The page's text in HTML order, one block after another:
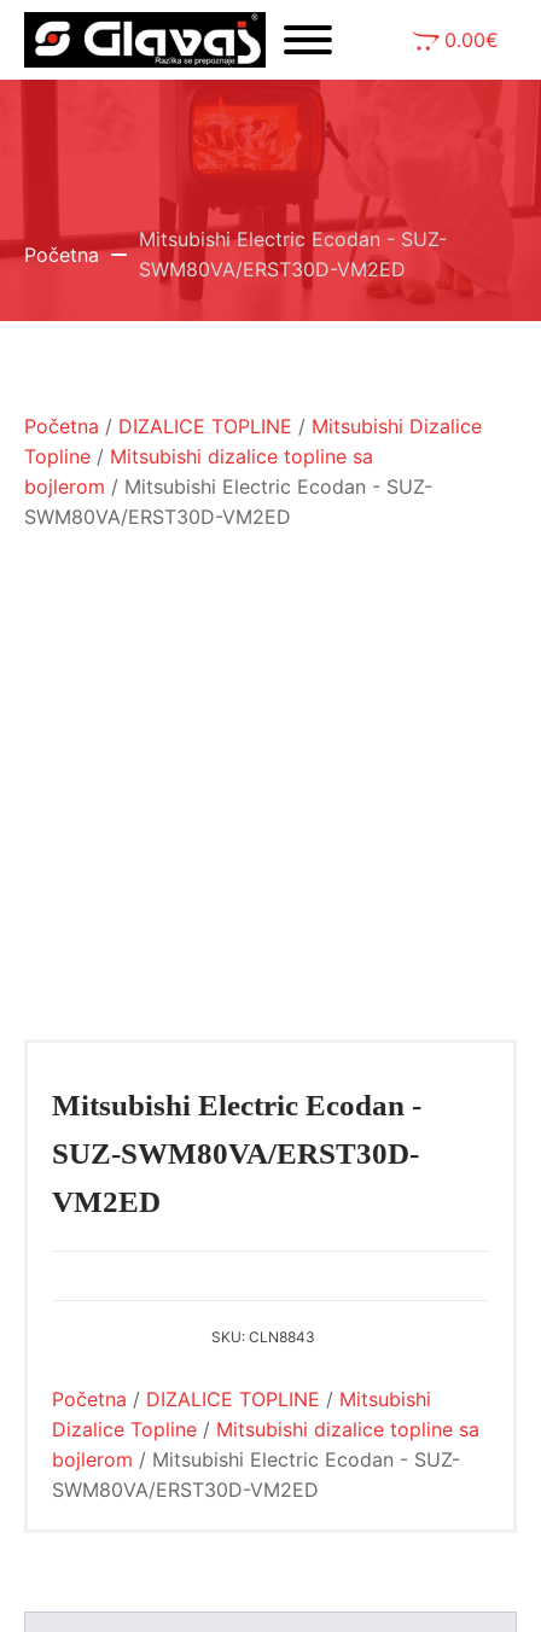
0.00€
Početna
Mitsubishi Electric Ecodan - SUZ-
SWM80VA/ERST30D-VM2ED
Početna / DIZALICE TOPLINE / Mitsubishi Dizalice
Topline / Mitsubishi dizalice topline sa
bojlerom / Mitsubishi Electric Ecodan - SUZ-
SWM80VA/ERST30D-VM2ED
Mitsubishi Electric Ecodan -
SUZ-SWM80VA/ERST30D-
VM2ED
SKU: CLN8843
Početna / DIZALICE TOPLINE / Mitsubishi
Dizalice Topline / Mitsubishi dizalice topline sa
bojlerom / Mitsubishi Electric Ecodan - SUZ-
SWM80VA/ERST30D-VM2ED